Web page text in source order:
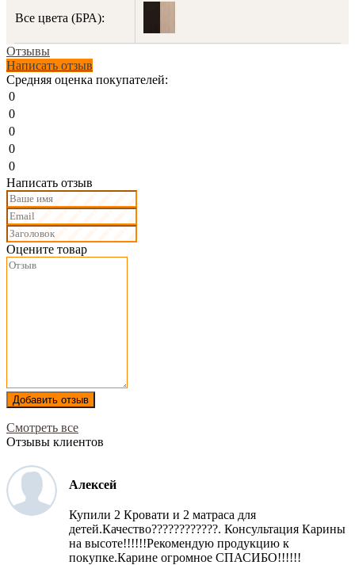
Все цвета (БРА):
Отзывы
Написать отзыв
Средняя оценка покупателей:
0
0
0
0
0
Написать отзыв
Оцените товар
Добавить отзыв
Смотреть все
Отзывы клиентов
Алексей
Купили 2 Кровати и 2 матраса для
детей.Качество????????????. Консультация Карины
на высоте!!!!!!Рекомендую продукцию к
покупке.Карине огромное СПАСИБО!!!!!!